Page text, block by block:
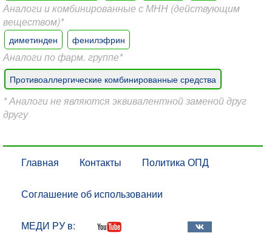
Аналоги и комбинированные с МНН (действующим
веществом)*
диметинден фенилэфрин
Аналоги по фарм. группе*
Противоаллергические комбинированные средства
* Аналоги не являются эквивалентной заменой друг
другу
Главная Контакты Политика ОПД
Соглашение об использовании
МЕДИ РУ в: